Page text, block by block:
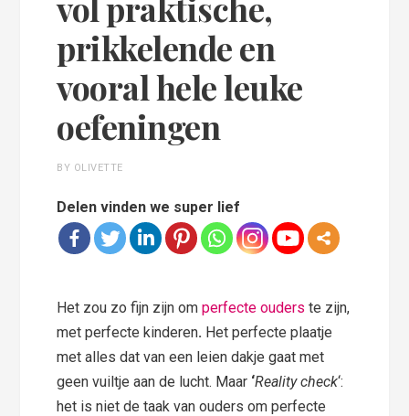
prikkelende en
vooral hele leuke
oefeningen
BY OLIVETTE
Delen vinden we super lief
Het zou zo fijn zijn omperfecte ouders te zijn,
met perfecte kinderen. Het perfecte plaatje
met alles dat van een leien dakje gaat met
geen vuiltje aan de lucht. Maar ‘Reality check‘:
het is niet de taak van ouders om perfecte